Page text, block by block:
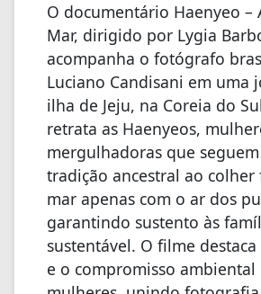
O documentário Haenyeo –
Mar, dirigido por Lygia
acompanha o fotógrafo
Luciano Candisani em uma
ilha de Jeju, na Coreia do
retrata as Haenyeos,
mergulhadoras que
tradição ancestral ao colher
mar apenas com o ar dos
garantindo sustento às
sustentável. O filme
e o compromisso ambiental